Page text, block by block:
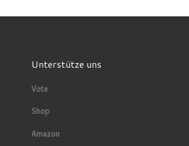
Unterstütze uns
Vote
Shop
Amazon